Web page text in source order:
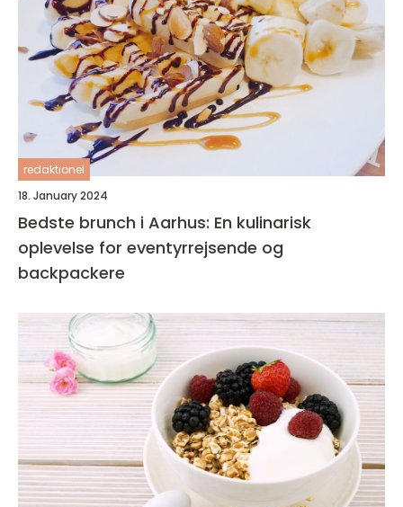
redaktionel
18. January 2024
Bedste brunch i Aarhus: En kulinarisk
oplevelse for eventyrrejsende og
backpackere